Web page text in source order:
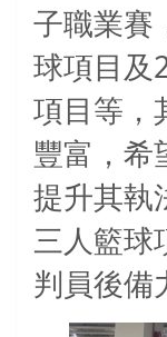
子職業賽
球項目及
項目等，
豐富，希
提升其執
三人籃球
判員後備